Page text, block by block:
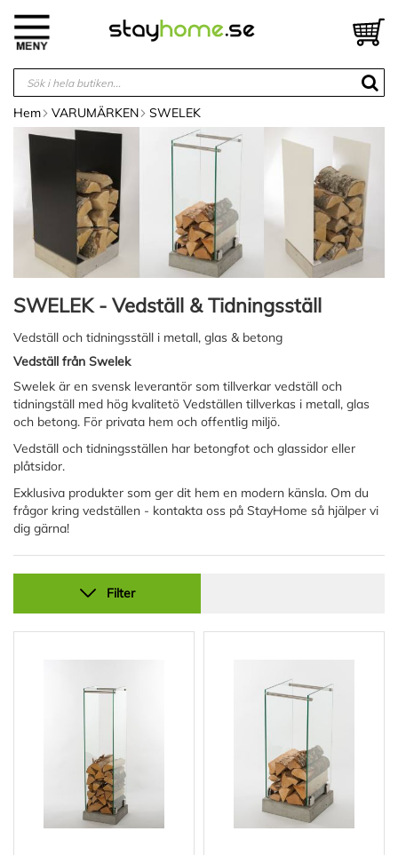
innehållet
Hem VARUMÄRKEN SWELEK
SWELEK - Vedställ & Tidningsställ
Vedställ och tidningsställ i metall, glas & betong
Vedställ från Swelek
Swelek är en svensk leverantör som tillverkar vedställ och
tidningställ med hög kvalitetö Vedställen tillverkas i metall, glas
och betong. För privata hem och offentlig miljö.
Vedställ och tidningsställen har betongfot och glassidor eller
plåtsidor.
Exklusiva produkter som ger dit hem en modern känsla. Om du
frågor kring vedställen - kontakta oss på StayHome så hjälper vi
dig gärna!
Filter